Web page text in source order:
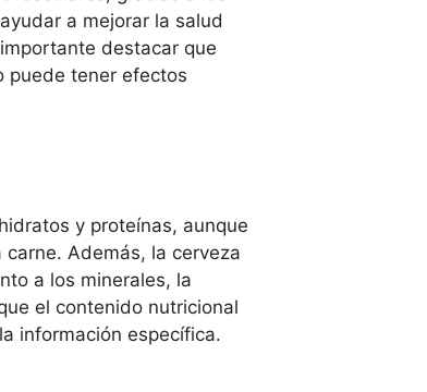
a mejorar la salud
destacar que
puede tener efectos
y proteínas, aunque
Además, la cerveza
a los minerales, la
el contenido nutricional
información específica.